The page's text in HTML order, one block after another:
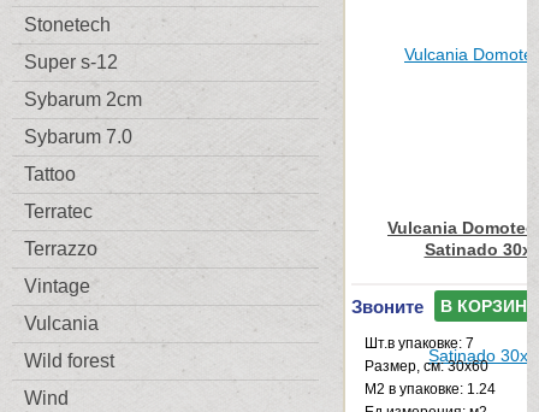
Stonetech
Super s-12
Sybarum 2cm
Sybarum 7.0
Tattoo
Terratec
Terrazzo
Vintage
Vulcania
Wild forest
Wind
Vulcania
Satinado
Звоните В КОРЗИНУ
Шт.в упаковке: 7
Размер, см: 30x60
М2 в упаковке: 1.24